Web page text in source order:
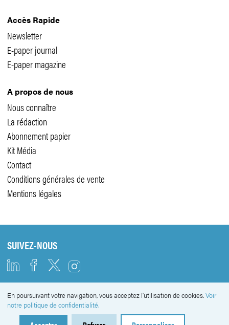
Accès Rapide
Newsletter
E-paper journal
E-paper magazine
A propos de nous
Nous connaître
La rédaction
Abonnement papier
Kit Média
Contact
Conditions générales de vente
Mentions légales
SUIVEZ-NOUS
NEWSLETTER
En poursuivant votre navigation, vous acceptez l'utilisation de cookies.Voir
notre politique de confidentialité.